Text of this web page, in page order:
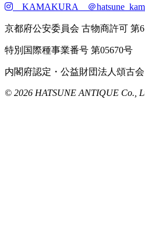
KAMAKURA ＠
京都府公安委員会 古物商許可 第
特別国際種事業番号 第05670号
内閣府認定・公益財団法人頌古
© 2026 HATSUNE ANTIQUE Co.,